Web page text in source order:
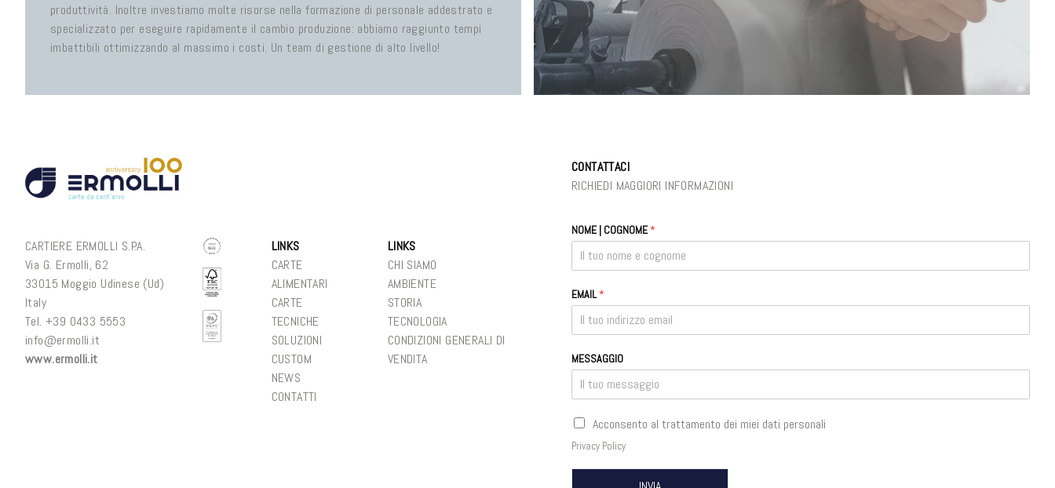
produttività. Inoltre investiamo molte risorse nella formazione di personale addestrato e
specializzato per eseguire rapidamente il cambio produzione: abbiamo raggiunto tempi
imbattibili ottimizzando al massimo i costi. Un team di gestione di alto livello!
CARTIERE ERMOLLI S.P.A.
Via G. Ermolli, 62
33015 Moggio Udinese (Ud)
Italy
Tel. +39 0433 5553
info@ermolli.it
www.ermolli.it
LINKS
CARTE
ALIMENTARI
CARTE
TECNICHE
SOLUZIONI
CUSTOM
NEWS
CONTATTI
LINKS
CHI SIAMO
AMBIENTE
STORIA
TECNOLOGIA
CONDIZIONI GENERALI DI
VENDITA
CONTATTACI
RICHIEDI MAGGIORI INFORMAZIONI
NOME | COGNOME*
EMAIL*
MESSAGGIO
C
S
E
Acconsento al trattamento dei miei dati personali
Privacy Policy